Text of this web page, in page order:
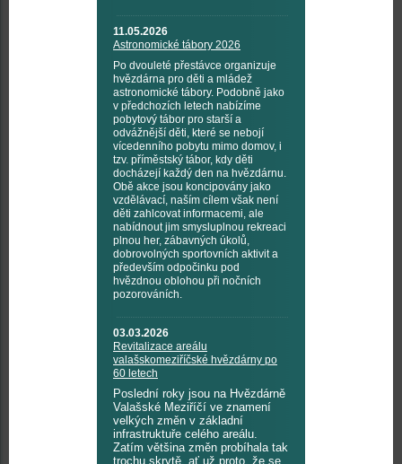
11.05.2026
Astronomické tábory 2026
Po dvouleté přestávce organizuje
hvězdárna pro děti a mládež
astronomické tábory. Podobně jako
v předchozích letech nabízíme
pobytový tábor pro starší a
odvážnější děti, které se nebojí
vícedenního pobytu mimo domov, i
tzv. příměstský tábor, kdy děti
docházejí každý den na hvězdárnu.
Obě akce jsou koncipovány jako
vzdělávací, naším cílem však není
děti zahlcovat informacemi, ale
nabídnout jim smysluplnou rekreaci
plnou her, zábavných úkolů,
dobrovolných sportovních aktivit a
především odpočinku pod
hvězdnou oblohou při nočních
pozorováních.
03.03.2026
Revitalizace areálu
valašskomeziříčské hvězdárny po
60 letech
Poslední roky jsou na Hvězdárně
Valašské Meziříčí ve znamení
velkých změn v základní
infrastruktuře celého areálu.
Zatím většina změn probíhala tak
trochu skrytě, ať už proto, že se